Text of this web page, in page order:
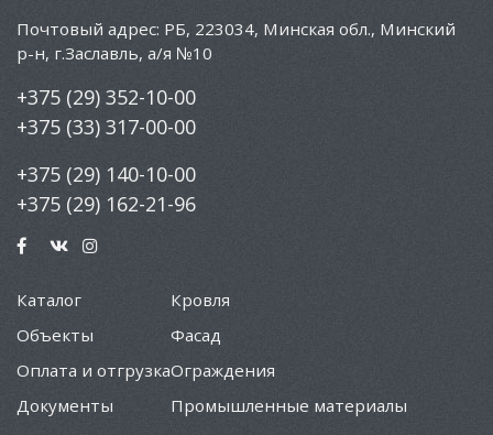
Почтовый адрес: РБ, 223034, Минская обл., Минский
р-н, г.Заславль, а/я №10
+375 (29) 352-10-00
+375 (33) 317-00-00
+375 (29) 140-10-00
+375 (29) 162-21-96
Каталог
Объекты
Оплата и отгрузка
Документы
Кровля
Фасад
Ограждения
Промышленные материалы